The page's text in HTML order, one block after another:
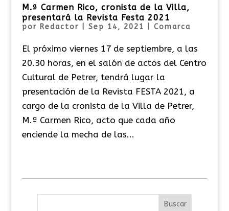
M.ª Carmen Rico, cronista de la Villa,
presentará la Revista Festa 2021
por Redactor Sep 14, 2021 Comarca
El próximo viernes 17 de septiembre, a las
20.30 horas, en el salón de actos del Centro
Cultural de Petrer, tendrá lugar la
presentación de la Revista FESTA 2021, a
cargo de la cronista de la Villa de Petrer,
M.ª Carmen Rico, acto que cada año
enciende la mecha de las...